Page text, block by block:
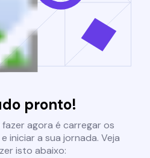
pronto!
agora é carregar os
iniciar a sua jornada. Veja
isto abaixo: